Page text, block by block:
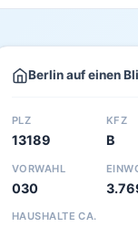
Berlin auf einen
PLZ
13189
KFZ
B
VORWAHL
030
HAUSHALTE CA.